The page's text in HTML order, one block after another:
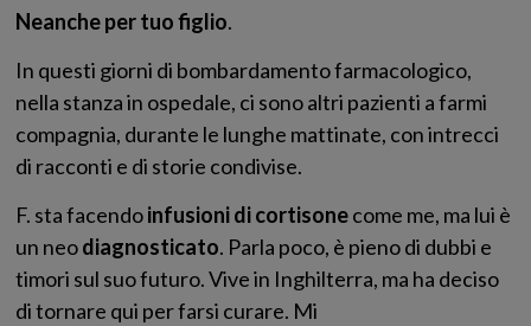
Neanche per tuo figlio.
In questi giorni di bombardamento farmacologico,
nella stanza in ospedale, ci sono altri pazienti a farmi
compagnia, durante le lunghe mattinate, con intrecci
di racconti e di storie condivise.
F. sta facendoinfusioni di cortisonecome me, ma lui è
un neodiagnosticato. Parla poco, è pieno di dubbi e
timori sul suo futuro. Vive in Inghilterra, ma ha deciso
di tornare qui per farsi curare. Mi